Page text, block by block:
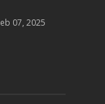
07, 2025